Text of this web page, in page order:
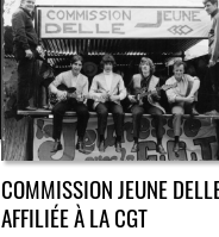
COMMISSION JEUNE
AFFILIÉE À LA CGT